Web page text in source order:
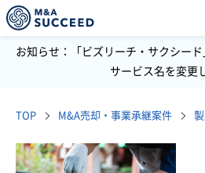
お知らせ：「ビズリーチ・サクシー
サービス名を変更
TOP M&A売却・事業承継案件